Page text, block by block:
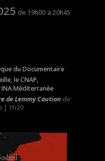
19h00 20h45
du Documentaire
le CNAP,
INA Méditerranée
de Lemmy Caution de
| 1h39